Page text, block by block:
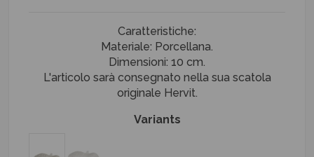
Caratteristiche:
Materiale: Porcellana.
Dimensioni: 10 cm.
L'articolo sarà consegnato nella sua scatola
originale Hervit.
Variants